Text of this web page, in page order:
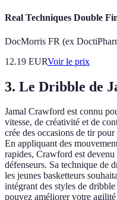
Real Techniques Double
DocMorris FR (ex
12.19 EURVoir le prix
3. Le Dribble de
Jamal Crawford est connu
vitesse, de créativité et de
crée des occasions de tir
En appliquant des
rapides, Crawford est
défenseurs. Sa technique de
les jeunes basketteurs
intégrant des styles de
pouvez améliorer votre